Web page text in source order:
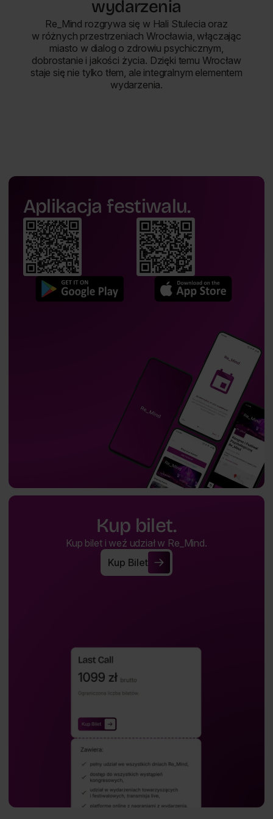
wydarzenia
Re_Mind rozgrywa się w Hali Stulecia oraz
w różnych przestrzeniach Wrocławia, włączając
miasto w dialog o zdrowiu psychicznym,
dobrostanie i jakości życia. Dzięki temu Wrocław
staje się nie tylko tłem, ale integralnym elementem
wydarzenia.
Aplikacja festiwalu.
Kup bilet.
Kup bilet i weź udział w Re_Mind.
Kup Bilet
Kup Bilet